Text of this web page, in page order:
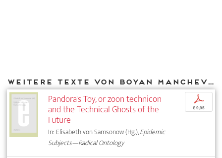
Weitere Texte von Boyan Manchev bei DIAPHANES
Pandora's Toy, or zoon technicon
and the Technical Ghosts of the
Future
In: Elisabeth von Samsonow (Hg.),Epidemic
Subjects—Radical Ontology
p
€ 9,95